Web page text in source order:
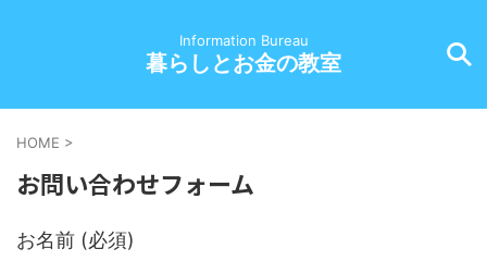
Information Bureau
暮らしとお金の教室
HOME >
お問い合わせフォーム
お名前 (必須)